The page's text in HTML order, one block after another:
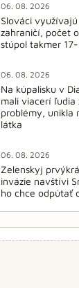
06. 08. 2026
Slováci
zahraničí, počet
stúpol takmer
06. 08. 2026
Na kúpalisku v
mali viacerí ľudia
problémy, unikla
látka
06. 08. 2026
Zelenskyj
invázie navštívi
ho chce odpútať